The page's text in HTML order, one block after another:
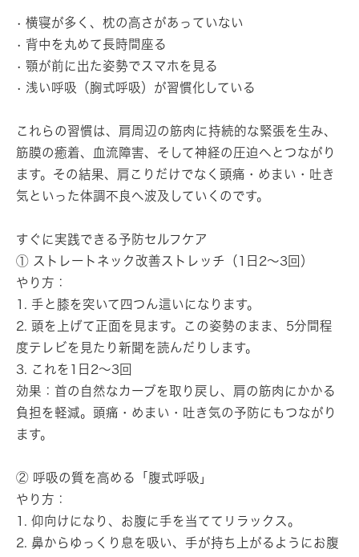
• 横寝が多く、枕の高さがあっていない
• 背中を丸めて長時間座る
• 顎が前に出た姿勢でスマホを見る
• 浅い呼吸（胸式呼吸）が習慣化している
これらの習慣は、肩周辺の筋肉に持続的な緊張を生み、
筋膜の癒着、血流障害、そして神経の圧迫へとつながり
ます。その結果、肩こりだけでなく頭痛・めまい・吐き
気といった体調不良へ波及していくのです。
すぐに実践できる予防セルフケア
① ストレートネック改善ストレッチ（1日2～3回）
やり方：
1. 手と膝を突いて四つん這いになります。
2. 頭を上げて正面を見ます。この姿勢のまま、5分間程
度テレビを見たり新聞を読んだりします。
3. これを1日2～3回
効果：首の自然なカーブを取り戻し、肩の筋肉にかかる
負担を軽減。頭痛・めまい・吐き気の予防にもつながり
ます。
② 呼吸の質を高める「腹式呼吸」
やり方：
1. 仰向けになり、お腹に手を当ててリラックス。
2. 鼻からゆっくり息を吸い、手が持ち上がるようにお腹